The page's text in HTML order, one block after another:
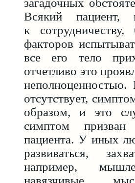
загадочных
Всякий пациент,
к
факторов
все его тело
отчетливо это
неполноценностью.
отсутствует,
образом, и это
симптом призван
пациента. У иных
развиваться,
например,